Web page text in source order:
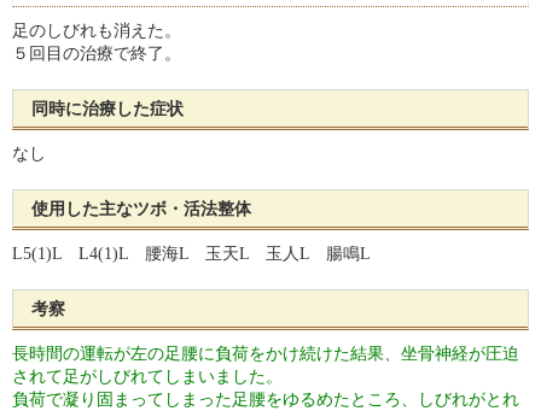
足のしびれも消えた。
５回目の治療で終了。
同時に治療した症状
なし
使用した主なツボ・活法整体
L5(1)L L4(1)L 腰海L 玉天L 玉人L 腸鳴L
考察
長時間の運転が左の足腰に負荷をかけ続けた結果、坐骨神経が圧迫
されて足がしびれてしまいました。
負荷で凝り固まってしまった足腰をゆるめたところ、しびれがとれ